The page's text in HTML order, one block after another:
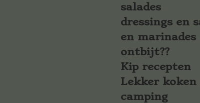
salades
dressings en
en marinades
ontbijt??
Kip recepten
Lekker koken
camping